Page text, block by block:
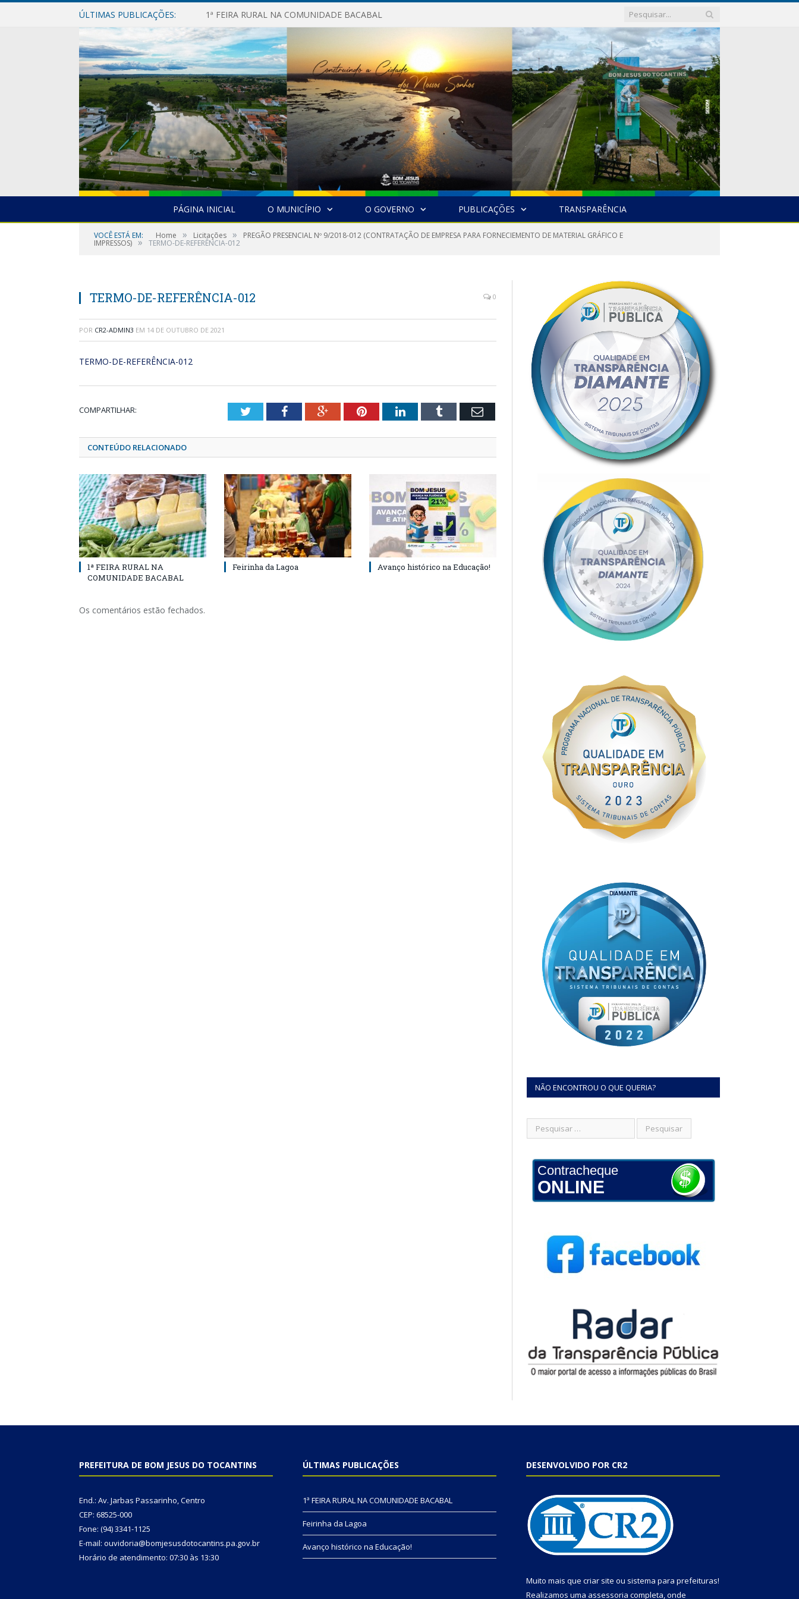
ÚLTIMAS PUBLICAÇÕES: 1ª FEIRA RURAL NA COMUNIDADE BACABAL
PÁGINA INICIAL O MUNICÍPIO O GOVERNO PUBLICAÇÕES TRANSPARÊNCIA
VOCÊ ESTÁ EM: Home » Licitações » PREGÃO PRESENCIAL Nº 9/2018-012 (CONTRATAÇÃO DE EMPRESA PARA FORNECIEMENTO DE MATERIAL GRÁFICO E
IMPRESSOS) » TERMO-DE-REFERÊNCIA-012
TERMO-DE-REFERÊNCIA-012 0
POR CR2-ADMIN3 EM 14 DE OUTUBRO DE 2021
TERMO-DE-REFERÊNCIA-012
COMPARTILHAR: TwitterFacebookGoogle+PinterestLinkedInTumblr Email
CONTEÚDO RELACIONADO
1ª FEIRA RURAL NA
COMUNIDADE BACABAL
Feirinha da Lagoa Avanço histórico na Educação!
Os comentários estão fechados.
NÃO ENCONTROU O QUE QUERIA?
Contracheque
ONLINE
PREFEITURA DE BOM JESUS DO TOCANTINS
End.: Av. Jarbas Passarinho, Centro
CEP: 68525-000
Fone: (94) 3341-1125
E-mail: ouvidoria@bomjesusdotocantins.pa.gov.br
Horário de atendimento: 07:30 às 13:30
ÚLTIMAS PUBLICAÇÕES
1ª FEIRA RURAL NA COMUNIDADE BACABAL
Feirinha da Lagoa
Avanço histórico na Educação!
DESENVOLVIDO POR CR2
Muito mais que criar site ou sistema para prefeituras!
Realizamos uma assessoria completa, onde